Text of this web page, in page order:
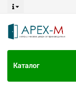
Каталог